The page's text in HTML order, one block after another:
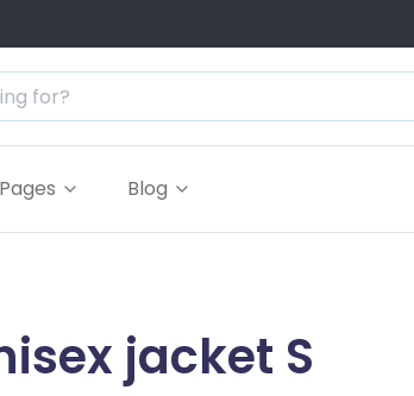
Pages Blog
jacket S